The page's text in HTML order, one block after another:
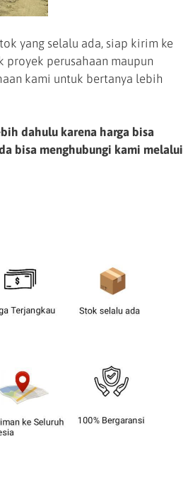
yang selalu ada, siap kirim ke
proyek perusahaan maupun
kami untuk bertanya lebih
dahulu karena harga bisa
bisa menghubungi kami melalui